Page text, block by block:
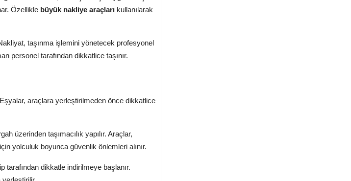
Özellikle büyük nakliye araçları kullanılarak
taşınma işlemini yönetecek profesyonel
personel tarafından dikkatlice taşınır.
araçlara yerleştirilmeden önce dikkatlice
üzerinden taşımacılık yapılır. Araçlar,
yolculuk boyunca güvenlik önlemleri alınır.
tarafından dikkatle indirilmeye başlanır.